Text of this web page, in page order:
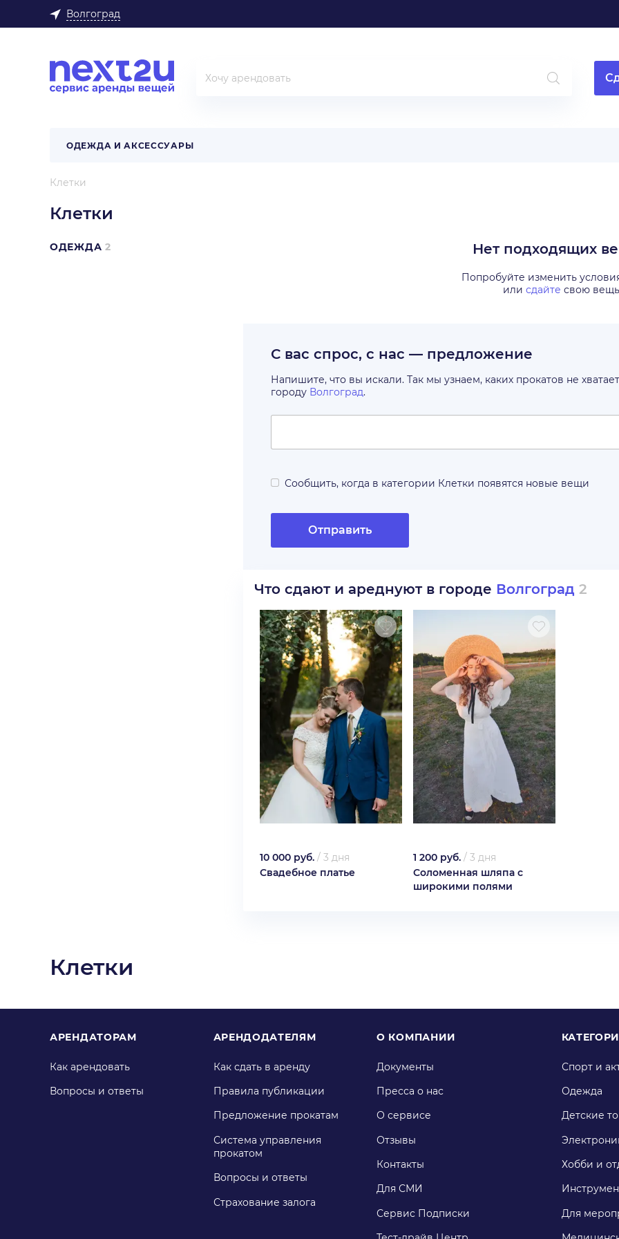
Волгоград
ОДЕЖДА И АКСЕССУАРЫ
Клетки
Клетки
ОДЕЖДА 2 Нет подходящих
Попробуйте изменить
или сдайте свою вещь
С вас спрос, с нас — предложение
Напишите, что вы искали. Так мы узнаем, каких прокатов не хватает
городу Волгоград.
Сообщить, когда в категории Клетки появятся новые вещи
Отправить
Что сдают и ареднуют в городе Волгоград 2
10 000 руб. / 3 дня
Свадебное платье
1 200 руб. / 3 дня
Соломенная шляпа с
широкими полями
Клетки
АРЕНДАТОРАМ
Как арендовать
Вопросы и ответы
АРЕНДОДАТЕЛЯМ
Как сдать в аренду
Правила публикации
Предложение прокатам
Система управления
прокатом
Вопросы и ответы
Страхование залога
О КОМПАНИИ
Документы
Пресса о нас
О сервисе
Отзывы
Контакты
Для СМИ
Сервис Подписки
Спорт и
Одежда
Детские
Хобби и
Для